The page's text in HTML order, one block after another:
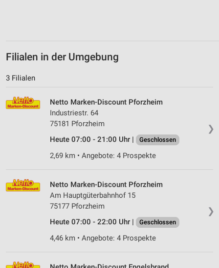
Filialen in der Umgebung
3 Filialen
❯
Netto Marken-Discount Pforzheim
Industriestr. 64
75181 Pforzheim
Heute 07:00 - 21:00 Uhr |
Geschlossen
2,69 km • Angebote: 4 Prospekte
❯
Netto Marken-Discount Pforzheim
Am Hauptgüterbahnhof 15
75177 Pforzheim
Heute 07:00 - 22:00 Uhr |
Geschlossen
4,46 km • Angebote: 4 Prospekte